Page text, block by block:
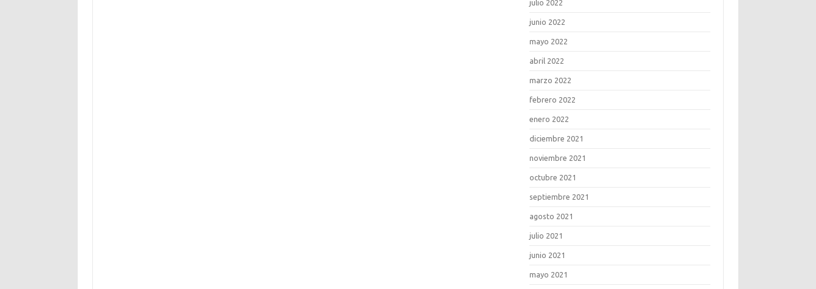
julio 2022
junio 2022
mayo 2022
abril 2022
marzo 2022
febrero 2022
enero 2022
diciembre 2021
noviembre 2021
octubre 2021
septiembre 2021
agosto 2021
julio 2021
junio 2021
mayo 2021